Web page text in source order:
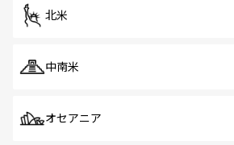
北米
中南米
オセアニア